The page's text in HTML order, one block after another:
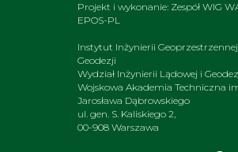
Projekt i wykonanie: Zespół WIG
EPOS-PL
Instytut Inżynierii
Geodezji
Wydział Inżynierii Lądowej i
Wojskowa Akademia Techniczna
Jarosława Dąbrowskiego
ul. gen. S. Kaliskiego 2,
00-908 Warszawa